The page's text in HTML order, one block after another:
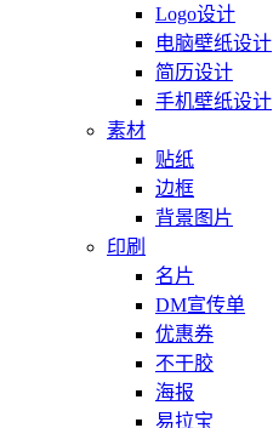
Logo设计
电脑壁纸设计
简历设计
手机壁纸设计
素材
贴纸
边框
背景图片
印刷
名片
DM宣传单
优惠券
不干胶
海报
易拉宝